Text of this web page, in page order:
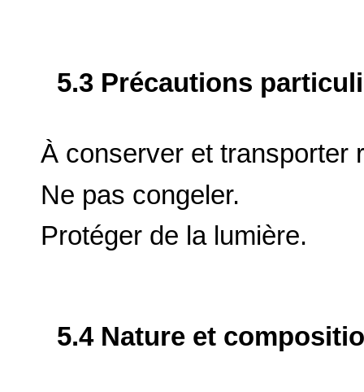
5.3 Précautions
À conserver et transporter
Ne pas congeler.
Protéger de la lumière.
5.4 Nature et